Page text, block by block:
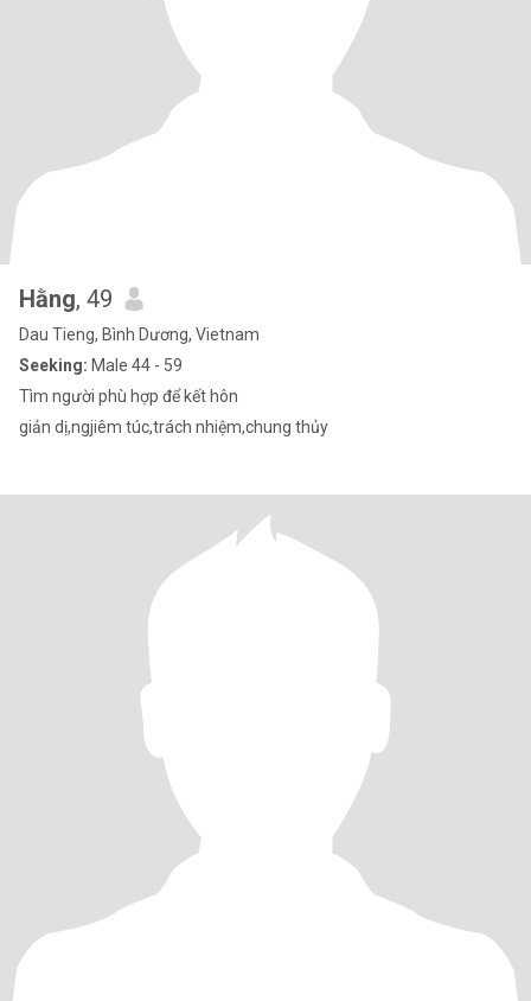
Hằng, 49
Dau Tieng, Bình Dương, Vietnam
Seeking: Male 44 - 59
Tìm người phù hợp để kết hôn
giản dị,ngjiêm túc,trách nhiệm,chung thủy